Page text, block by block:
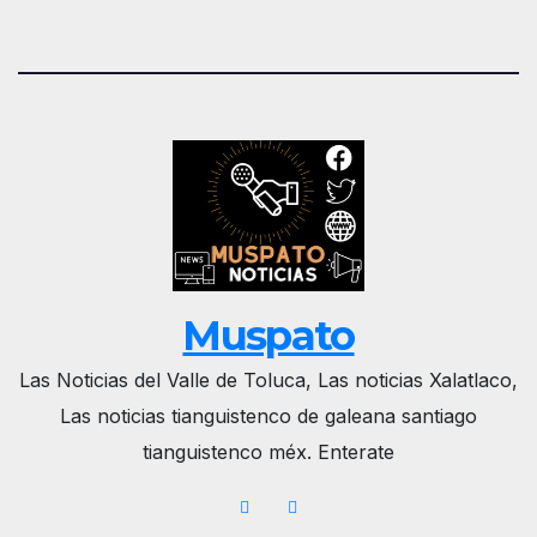
Muspato
Las Noticias del Valle de Toluca, Las noticias Xalatlaco,
Las noticias tianguistenco de galeana santiago
tianguistenco méx. Enterate